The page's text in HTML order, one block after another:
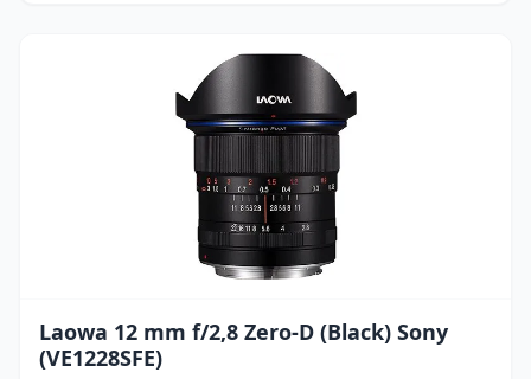
Laowa 12 mm f/2,8 Zero-D (Black) Sony
(VE1228SFE)